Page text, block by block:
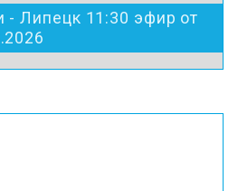
- Липецк 11:30 эфир от